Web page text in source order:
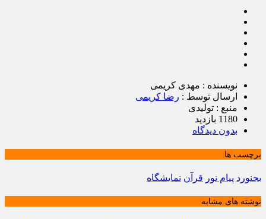
نویسنده : مهدی کریمی
ارسال توسط : رضا کریمی
منبع : تولیدی
1180 بازدید
بدون دیدگاه
برچسب ها
بجنورد پیام نور قرآن نمایشگاه
نوشته های مشابه